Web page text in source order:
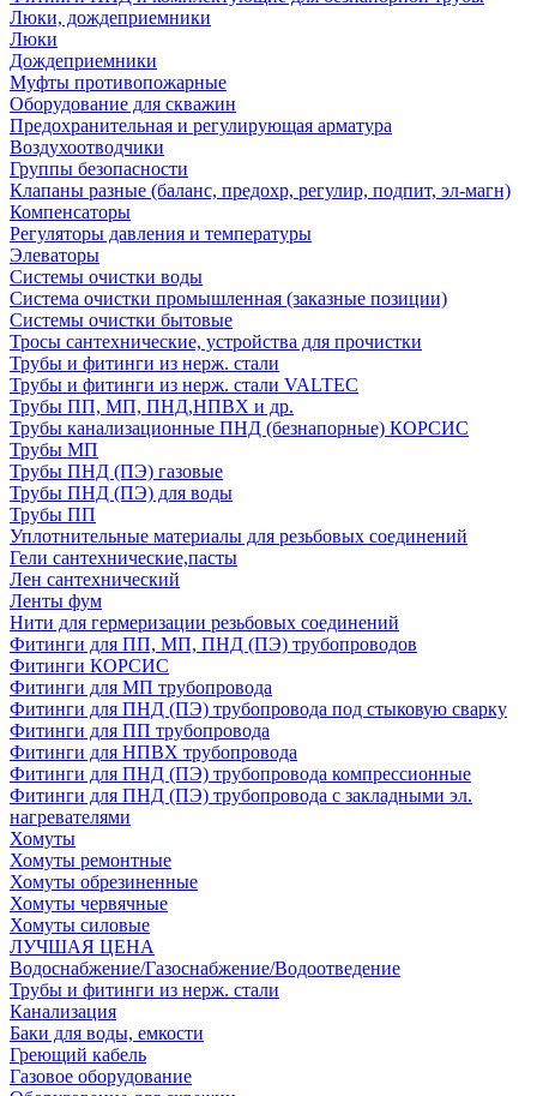
Люки, дождеприемники
Люки
Дождеприемники
Муфты противопожарные
Оборудование для скважин
Предохранительная и регулирующая арматура
Воздухоотводчики
Группы безопасности
Клапаны разные (баланс, предохр, регулир, подпит, эл-магн)
Компенсаторы
Регуляторы давления и температуры
Элеваторы
Системы очистки воды
Система очистки промышленная (заказные позиции)
Системы очистки бытовые
Тросы сантехнические, устройства для прочистки
Трубы и фитинги из нерж. стали
Трубы и фитинги из нерж. стали VALTEC
Трубы ПП, МП, ПНД,НПВХ и др.
Трубы канализационные ПНД (безнапорные) КОРСИС
Трубы МП
Трубы ПНД (ПЭ) газовые
Трубы ПНД (ПЭ) для воды
Трубы ПП
Уплотнительные материалы для резьбовых соединений
Гели сантехнические,пасты
Лен сантехнический
Ленты фум
Нити для гермеризации резьбовых соединений
Фитинги для ПП, МП, ПНД (ПЭ) трубопроводов
Фитинги КОРСИС
Фитинги для МП трубопровода
Фитинги для ПНД (ПЭ) трубопровода под стыковую сварку
Фитинги для ПП трубопровода
Фитинги для НПВХ трубопровода
Фитинги для ПНД (ПЭ) трубопровода компрессионные
Фитинги для ПНД (ПЭ) трубопровода с закладными эл.
нагревателями
Хомуты
Хомуты ремонтные
Хомуты обрезиненные
Хомуты червячные
Хомуты силовые
ЛУЧШАЯ ЦЕНА
Водоснабжение/Газоснабжение/Водоотведение
Трубы и фитинги из нерж. стали
Канализация
Баки для воды, емкости
Греющий кабель
Газовое оборудование